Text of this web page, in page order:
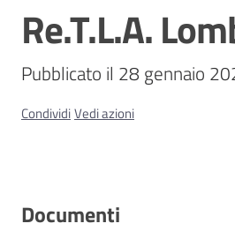
civico
Stazioni
Contatti
Salta al contenuto
Re.T.L.A.
Pubblicato il 28 gennaio
CondividiVedi azioni
Documenti